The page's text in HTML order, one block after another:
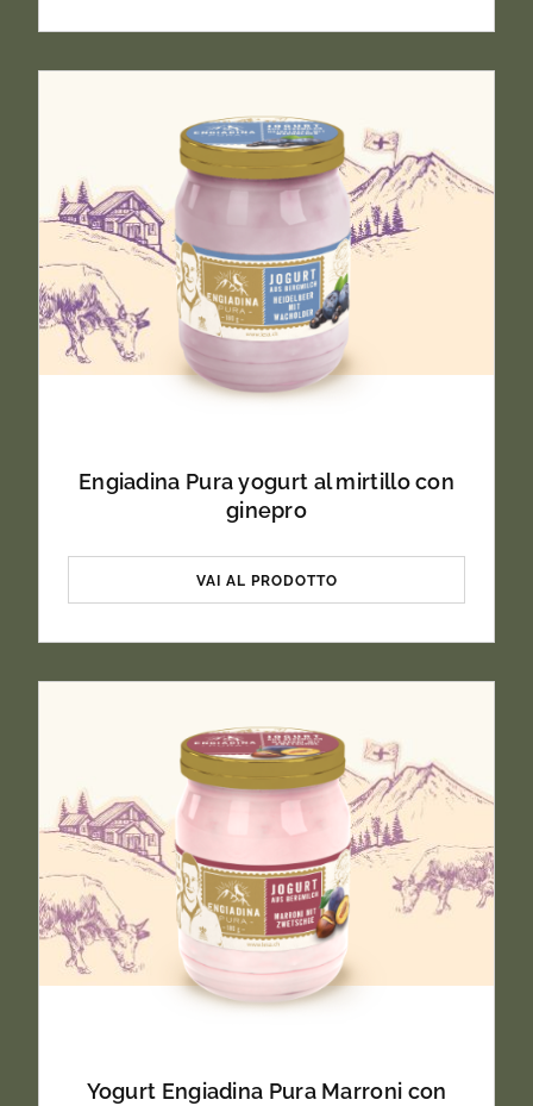
Engiadina Pura yogurt al mirtillo con
ginepro
VAI AL PRODOTTO
Yogurt Engiadina Pura Marroni con